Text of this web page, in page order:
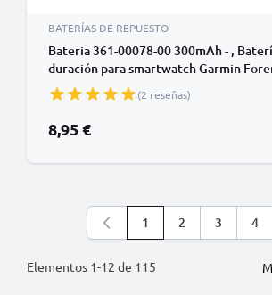
BATERÍAS DE REPUESTO
Bateria 361-00078-00 300mAh - ,
duración para smartwatch Garmin
(2 reseñas)
8,95 €
Elementos 1-12 de 115
Está leyendo la página
1 Página
2 Página
3 4